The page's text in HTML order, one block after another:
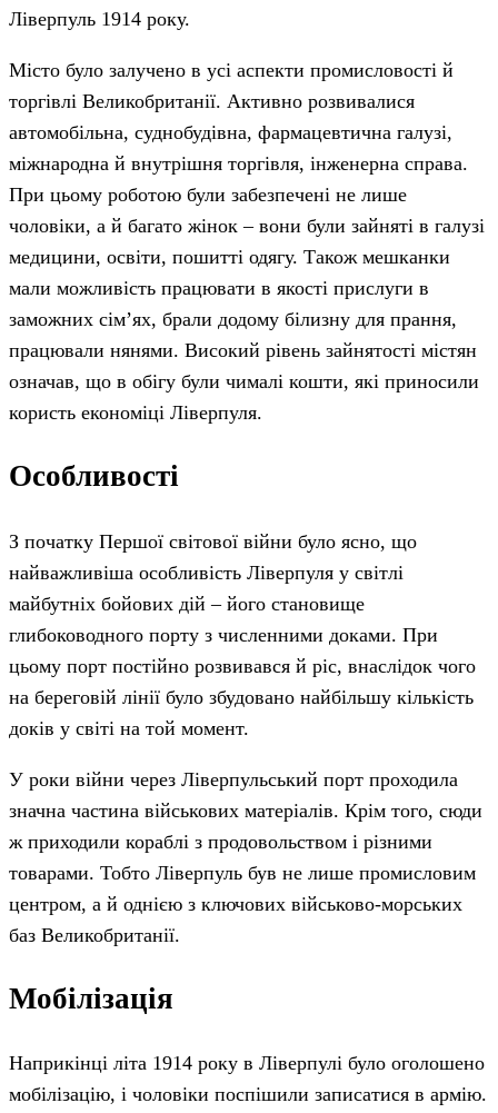
Ліверпуль 1914 року.
Місто було залучено в усі аспекти промисловості й
торгівлі Великобританії. Активно розвивалися
автомобільна, суднобудівна, фармацевтична галузі,
міжнародна й внутрішня торгівля, інженерна справа.
При цьому роботою були забезпечені не лише
чоловіки, а й багато жінок – вони були зайняті в галузі
медицини, освіти, пошитті одягу. Також мешканки
мали можливість працювати в якості прислуги в
заможних сім’ях, брали додому білизну для прання,
працювали нянями. Високий рівень зайнятості містян
означав, що в обігу були чималі кошти, які приносили
користь економіці Ліверпуля.
Особливості
З початку Першої світової війни було ясно, що
найважливіша особливість Ліверпуля у світлі
майбутніх бойових дій – його становище
глибоководного порту з численними доками. При
цьому порт постійно розвивався й ріс, внаслідок чого
на береговій лінії було збудовано найбільшу кількість
доків у світі на той момент.
У роки війни через Ліверпульський порт проходила
значна частина військових матеріалів. Крім того, сюди
ж приходили кораблі з продовольством і різними
товарами. Тобто Ліверпуль був не лише промисловим
центром, а й однією з ключових військово-морських
баз Великобританії.
Мобілізація
Наприкінці літа 1914 року в Ліверпулі було оголошено
мобілізацію, і чоловіки поспішили записатися в армію.